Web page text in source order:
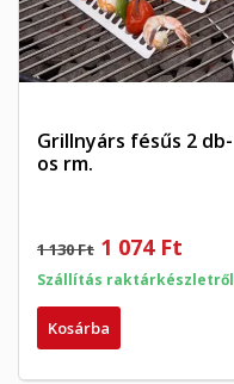
Grillnyárs fésűs 2 db-
os rm.
1 130 Ft 1 074 Ft
Szállítás raktárkészletről
Kosárba